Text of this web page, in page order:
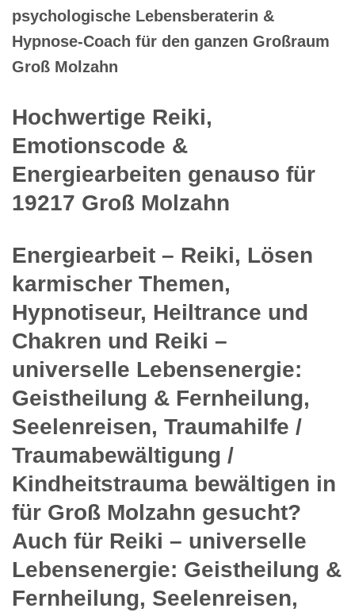
psychologische Lebensberaterin &
Hypnose-Coach für den ganzen Großraum
Groß Molzahn
Hochwertige Reiki,
Emotionscode &
Energiearbeiten genauso für
19217 Groß Molzahn
Energiearbeit – Reiki, Lösen
karmischer Themen,
Hypnotiseur, Heiltrance und
Chakren und Reiki –
universelle Lebensenergie:
Geistheilung & Fernheilung,
Seelenreisen, Traumahilfe /
Traumabewältigung /
Kindheitstrauma bewältigen in
für Groß Molzahn gesucht?
Auch für Reiki – universelle
Lebensenergie: Geistheilung &
Fernheilung, Seelenreisen,